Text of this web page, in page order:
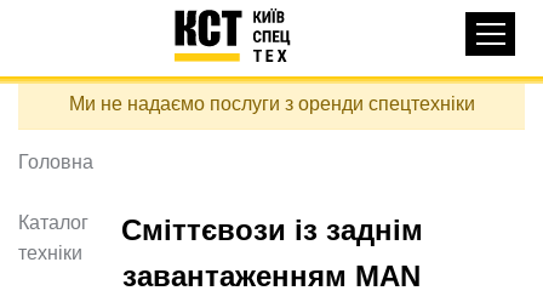
Перейти
вмісту
навигация
КАТАЛОГ ТЕХНІКИ
ДОСТАВКА ТА ОПЛАТА
ПРО НАС
ВІДГУКИ
КОНТАКТИ
Ми не надаємо послуги з оренди спецтехніки
Сміттєвози із заднім
завантаженням MAN
Головна
Каталог
техніки